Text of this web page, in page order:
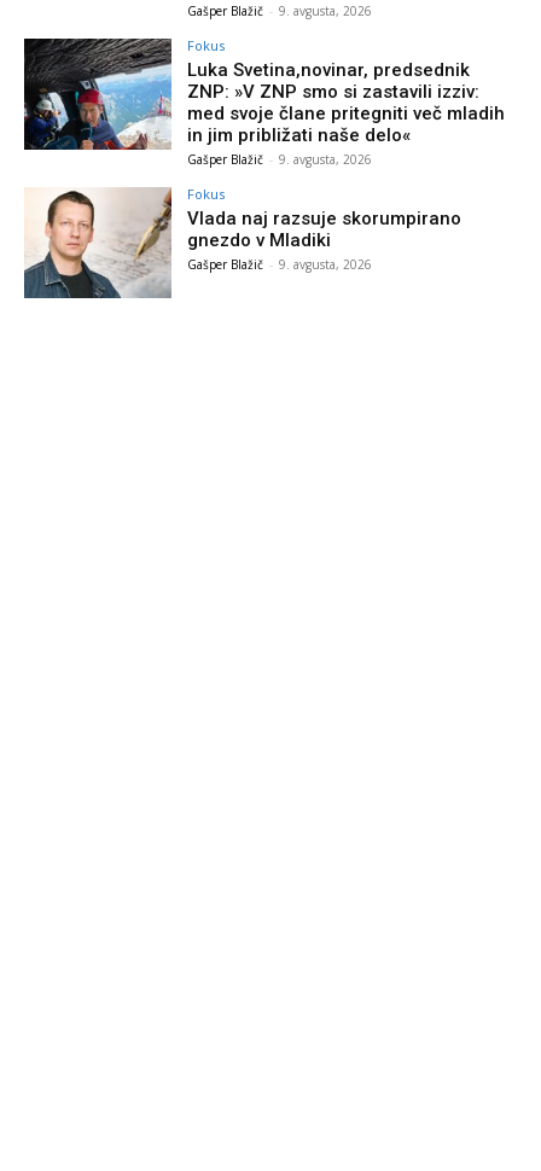
Gašper Blažič - 9. avgusta, 2026
Fokus
Luka Svetina,novinar, predsednik
ZNP: »V ZNP smo si zastavili izziv:
med svoje člane pritegniti več mladih
in jim približati naše delo«
Gašper Blažič - 9. avgusta, 2026
Fokus
Vlada naj razsuje skorumpirano
gnezdo v Mladiki
Gašper Blažič - 9. avgusta, 2026